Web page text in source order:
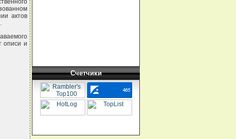
актов
описи и
Счетчики